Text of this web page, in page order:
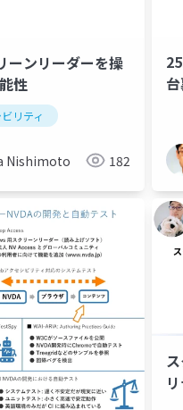
ーンリーダーを操
性
リティ
Nishimoto 182